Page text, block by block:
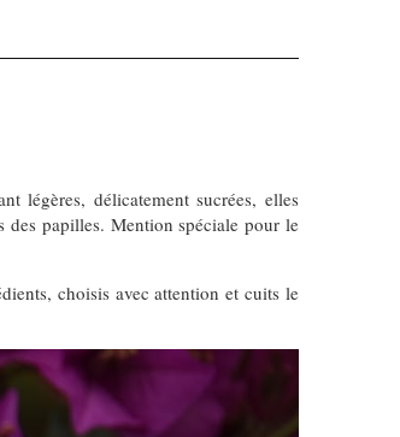
légères, délicatement sucrées, elles
papilles. Mention spéciale pour le
choisis avec attention et cuits le